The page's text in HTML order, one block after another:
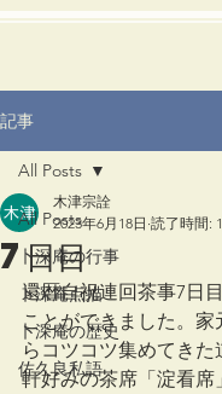
記事
All Posts
卜深庵の行事
卜深庵点描
卜深庵の歴史
佐久良私語
All Posts
7日目
木津宗詮
2023年6月18日 読了時間:
還暦自祝連回茶事7日
ことができました。
らコツコツ集めてき
軒好みの茶席「淀看席